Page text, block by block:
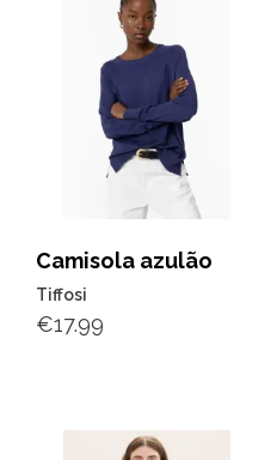
Camisola azulão
Tiffosi
€17.99